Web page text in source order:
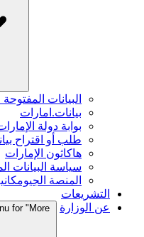
البيانات المفتوحة
بيانات.امارات
بوابة دولة
طلب أو اقتراح
هاكاثون الإمارات
سياسة البيانات
المنصة
التشريعات
عن الوزارة
for "More"